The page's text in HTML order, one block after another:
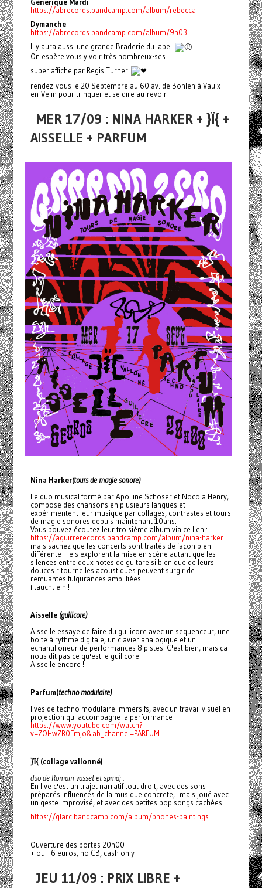
https://abrecords.bandcamp.com/album/rebecca
Dymanche
https://abrecords.bandcamp.com/album/9h03
Il y aura aussi une grande Braderie du label
On espère vous y voir très nombreux-ses !
super affiche par Regis Turner
rendez-vous le 20 Septembre au 60 av. de Bohlen à Vaulx-
en-Velin pour trinquer et se dire au-revoir
MER 17/09 : NINA HARKER + }Ï{ +
AISSELLE + PARFUM
Nina Harker(tours de magie sonore)
Le duo musical formé par Apolline Schöser et Nocola Henry,
compose des chansons en plusieurs langues et
expérimentent leur musique par collages, contrastes et tours
de magie sonores depuis maintenant 10ans.
Vous pouvez écoutez leur troisième album via ce lien :
https://aguirrerecords.bandcamp.com/album/nina-harker
mais sachez que les concerts sont traités de façon bien
différente - iels explorent la mise en scène autant que les
silences entre deux notes de guitare si bien que de leurs
douces ritournelles acoustiques peuvent surgir de
remuantes fulgurances amplifiées.
¡ taucht ein !
Aisselle(guilicore)
Aisselle essaye de faire du guilicore avec un sequenceur, une
boite à rythme digitale, un clavier analogique et un
echantilloneur de performances 8 pistes. C'est bien, mais ça
nous dit pas ce qu'est le guilicore.
Aisselle encore !
Parfum(techno modulaire)
lives de techno modulaire immersifs, avec un travail visuel en
projection qui accompagne la performance
https://www.youtube.com/watch?
v=ZOHwZR0Fmjo&ab_channel=PARFUM
}ï{ (collage vallonné)
duo de Romain vasset et spmdj :
En live c'est un trajet narratif tout droit, avec des sons
préparés influencés de la musique concrete, mais joué avec
un geste improvisé, et avec des petites pop songs cachées
https://glarc.bandcamp.com/album/phones-paintings
Ouverture des portes 20h00
+ ou - 6 euros, no CB, cash only
JEU 11/09 : PRIX LIBRE +